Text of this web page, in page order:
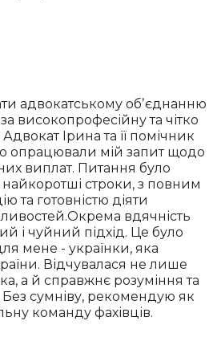
адвокатському обʼєднанню
високопрофесійну та чітко
Ірина та її помічник
опрацювали мій запит щодо
виплат. Питання було
найкоротші строки, з повним
та готовністю діяти
вдячність
і чуйний підхід. Це було
мене - українки, яка
Відчувалася не лише
а й справжнє розуміння та
сумніву, рекомендую як
команду фахівців.